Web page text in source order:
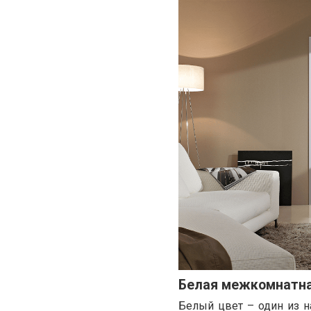
Белая
Белый цвет – один из